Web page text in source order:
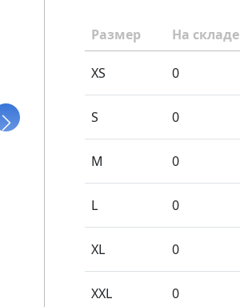
Размер На складе
XS 0
S 0
M 0
L 0
XL 0
XXL 0